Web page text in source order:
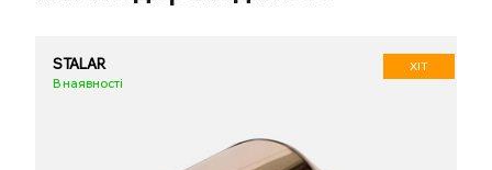
STALAR
В наявності
ХІТ